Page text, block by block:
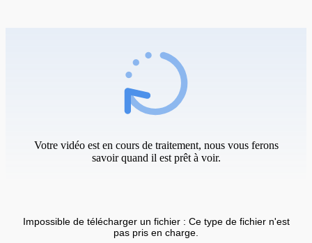
Votre vidéo est en cours de traitement, nous vous ferons
savoir quand il est prêt à voir.
Impossible de télécharger un fichier : Ce type de fichier n'est
pas pris en charge.